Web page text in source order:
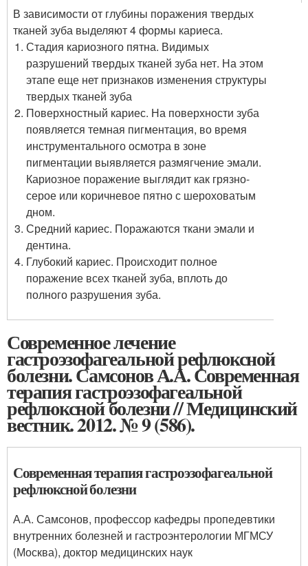
В зависимости от глубины поражения твердых
тканей зуба выделяют 4 формы кариеса.
Стадия кариозного пятна. Видимых
разрушений твердых тканей зуба нет. На этом
этапе еще нет признаков изменения структуры
твердых тканей зуба
Поверхностный кариес. На поверхности зуба
появляется темная пигментация, во время
инструментального осмотра в зоне
пигментации выявляется размягчение эмали.
Кариозное поражение выглядит как грязно-
серое или коричневое пятно с шероховатым
дном.
Средний кариес. Поражаются ткани эмали и
дентина.
Глубокий кариес. Происходит полное
поражение всех тканей зуба, вплоть до
полного разрушения зуба.
Современное лечение
гастроэзофагеальной рефлюксной
болезни. Самсонов А.А. Современная
терапия гастроэзофагеальной
рефлюксной болезни // Медицинский
вестник. 2012. № 9 (586).
Современная терапия гастроэзофагеальной
рефлюксной болезни
А.А. Самсонов, профессор кафедры пропедевтики
внутренних болезней и гастроэнтерологии МГМСУ
(Москва), доктор медицинских наук